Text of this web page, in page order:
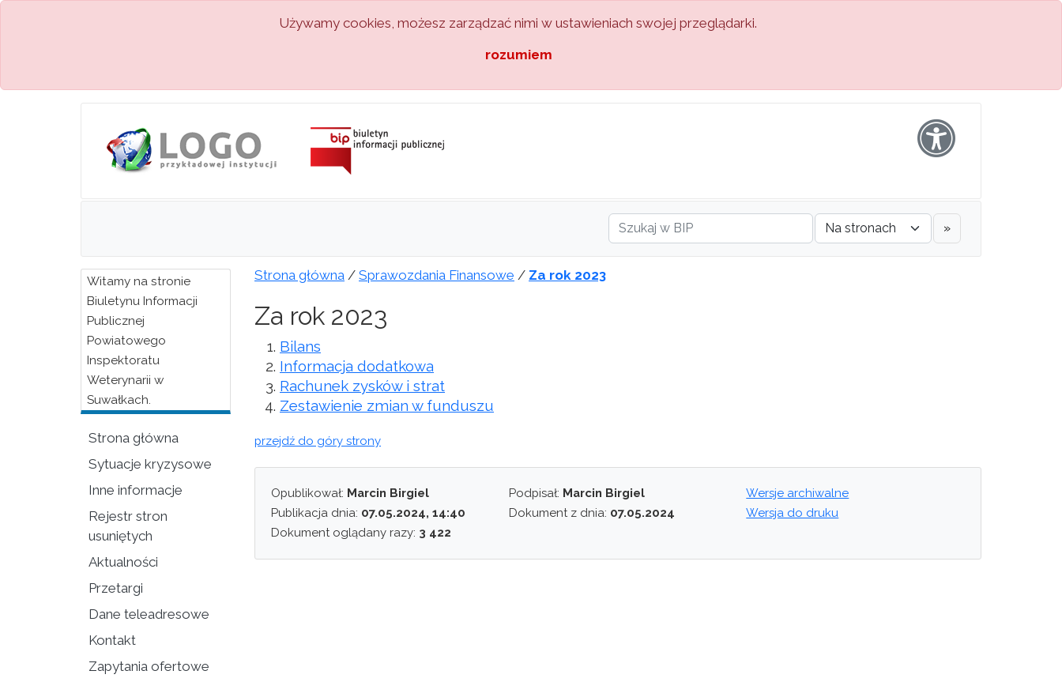
Używamy cookies, możesz zarządzać nimi w ustawieniach swojej przeglądarki.
rozumiem
»
Witamy na stronie
Biuletynu Informacji
Publicznej
Powiatowego
Inspektoratu
Weterynarii w
Suwałkach.
Strona główna
Sytuacje kryzysowe
Inne informacje
Rejestr stron
usuniętych
Aktualności
Przetargi
Dane teleadresowe
Kontakt
Zapytania ofertowe
Strona główna / Sprawozdania Finansowe / Za rok 2023
Za rok 2023
Bilans
Informacja dodatkowa
Rachunek zysków i strat
Zestawienie zmian w funduszu
przejdź do góry strony
Opublikował: Marcin Birgiel
Publikacja dnia: 07.05.2024, 14:40
Dokument oglądany razy: 3 422
Podpisał: Marcin Birgiel
Dokument z dnia: 07.05.2024
Wersje archiwalne
Wersja do druku